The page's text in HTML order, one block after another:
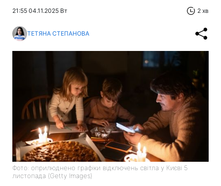
21:55 04.11.2025 Вт 2 хв
ТЕТЯНА СТЕПАНОВА
Фото: оприлюднено графіки відключень світла у Києві 5
листопада (Getty Images)